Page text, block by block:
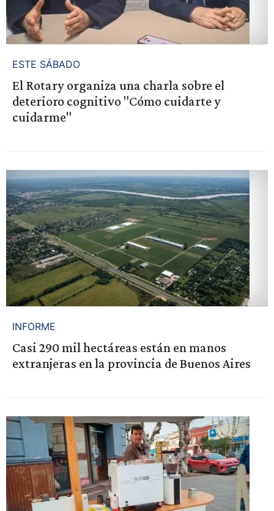
ESTE SÁBADO
El Rotary organiza una charla sobre el
deterioro cognitivo "Cómo cuidarte y
cuidarme"
INFORME
Casi 290 mil hectáreas están en manos
extranjeras en la provincia de Buenos Aires